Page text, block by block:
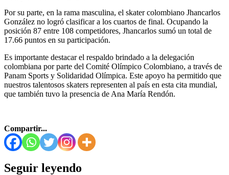
Por su parte, en la rama masculina, el skater colombiano Jhancarlos
González no logró clasificar a los cuartos de final. Ocupando la
posición 87 entre 108 competidores, Jhancarlos sumó un total de
17.66 puntos en su participación.
Es importante destacar el respaldo brindado a la delegación
colombiana por parte del Comité Olímpico Colombiano, a través de
Panam Sports y Solidaridad Olímpica. Este apoyo ha permitido que
nuestros talentosos skaters representen al país en esta cita mundial,
que también tuvo la presencia de Ana María Rendón.
Compartir...
Seguir leyendo